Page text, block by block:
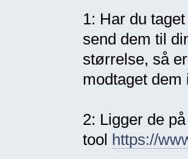
1: Har du
send dem til
størrelse, så
modtaget dem
2: Ligger de
tool
https://